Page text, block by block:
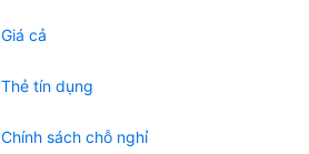
Giá cả
Thẻ tín dụng
Chính sách chỗ nghỉ